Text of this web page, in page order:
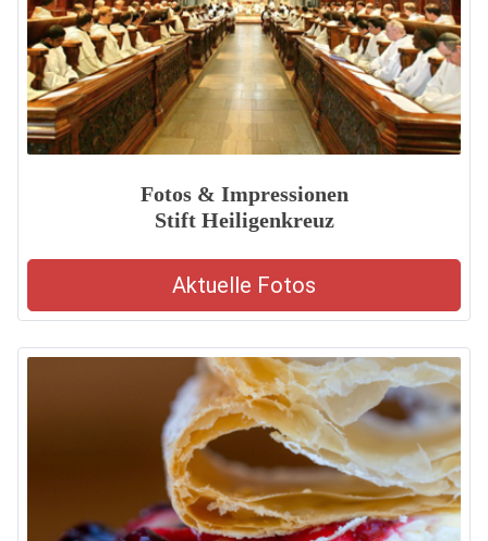
Fotos & Impressionen
Stift Heiligenkreuz
Aktuelle Fotos